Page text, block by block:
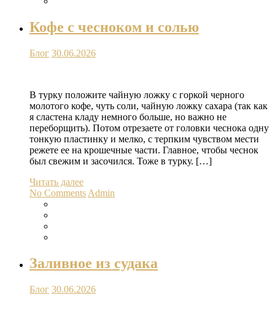
Кофе с чесноком и солью
Блог 30.06.2026
В турку положите чайную ложку с горкой черного
молотого кофе, чуть соли, чайную ложку сахара (так как
я сластена кладу немного больше, но важно не
переборщить). Потом отрезаете от головки чеснока одну
тонкую пластинку и мелко, с терпким чувством мести
режете ее на крошечные части. Главное, чтобы чеснок
был свежим и засочился. Тоже в турку. […]
Читать далее
No Comments Admin
Заливное из судака
Блог 30.06.2026